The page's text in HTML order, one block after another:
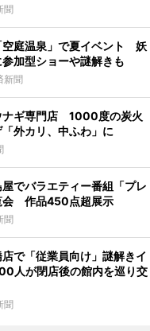
聞
空庭温泉」で夏イベント 妖
加型ショーや謎解きも
新聞
ナギ専門店 1000度の炭火
外カリ、中ふわ」に
でバラエティー番組「プレ
会 作品450点超展示
聞
で「従業員向け」謎解きイ
人が閉店後の館内を巡り交
聞